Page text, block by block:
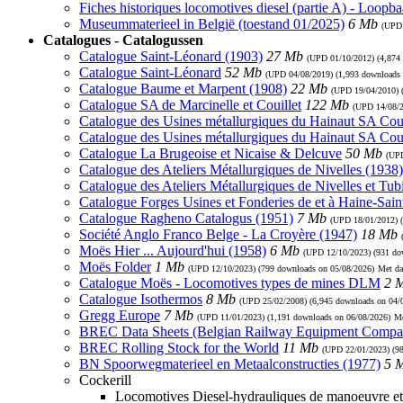
Fiches historiques locomotives diesel (partie A) -
Museummaterieel in België (toestand 01/2025) 6 Mb
Catalogues - Catalogussen
Catalogue Saint-Léonard (1903) 27 Mb (UPD 01/10/2012) (4,874
Catalogue Saint-Léonard 52 Mb (UPD 04/08/2019) (1,993
Catalogue Baume et Marpent (1908) 22 Mb (UPD 19/04/2010)
Catalogue SA de Marcinelle et Couillet 122 Mb (UPD 14/08/
Catalogue des Usines métallurgiques du Hainaut SA
Catalogue des Usines métallurgiques du Hainaut SA
Catalogue La Brugeoise et Nicaise & Delcuve 50 Mb
Catalogue des Ateliers Métallurgiques de Nivelles (1938)
Catalogue des Ateliers Métallurgiques de Nivelles et
Catalogue Forges Usines et Fonderies de et à Haine-
Catalogue Ragheno Catalogus (1951) 7 Mb (UPD 18/01/2012)
Société Anglo Franco Belge - La Croyère (1947) 18 Mb
Moës Hier ... Aujourd'hui (1958) 6 Mb (UPD 12/10/2023) (931
Moës Folder 1 Mb (UPD 12/10/2023) (799 downloads on 05/08/2026) Met
Catalogue Moës - Locomotives types de mines DLM 2
Catalogue Isothermos 8 Mb (UPD 25/02/2008) (6,945 downloads on 04/
Gregg Europe 7 Mb (UPD 11/01/2023) (1,191 downloads on 06/08/2026)
BREC Data Sheets (Belgian Railway Equipment
BREC Rolling Stock for the World 11 Mb (UPD 22/01/2023)
BN Spoorwegmaterieel en Metaalconstructies (1977) 5
Cockerill
Locomotives Diesel-hydrauliques de manoeuvre